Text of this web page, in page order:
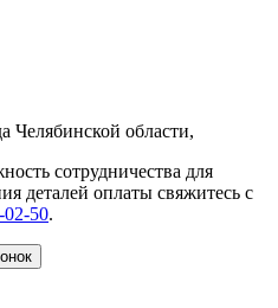
Челябинской области,
сотрудничества для
деталей оплаты свяжитесь с
.